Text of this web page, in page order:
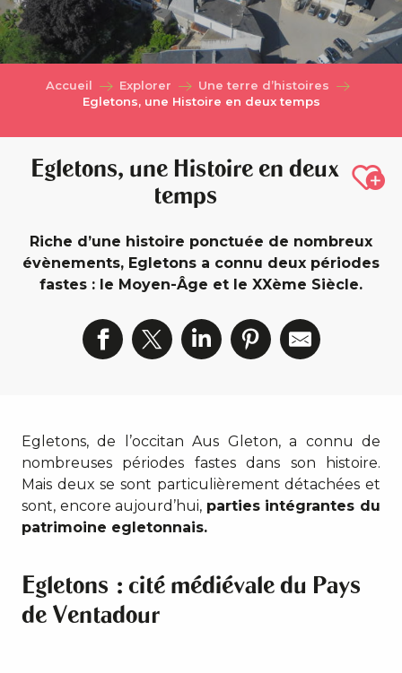
Accueil Explorer
Une terre d’histoires
Egletons, une Histoire en deux temps
Egletons, une Histoire en deux
temps
Riche d’une histoire ponctuée de nombreux
évènements, Egletons a connu deux périodes
fastes : le Moyen-Âge et le XXème Siècle.
Egletons, de l’occitan Aus Gleton, a connu de
nombreuses périodes fastes dans son histoire.
Mais deux se sont particulièrement détachées et
sont, encore aujourd’hui, parties intégrantes du
patrimoine egletonnais.
Egletons : cité médiévale du Pays
de Ventadour